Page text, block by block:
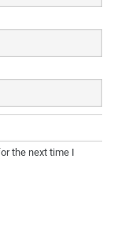
the next time I